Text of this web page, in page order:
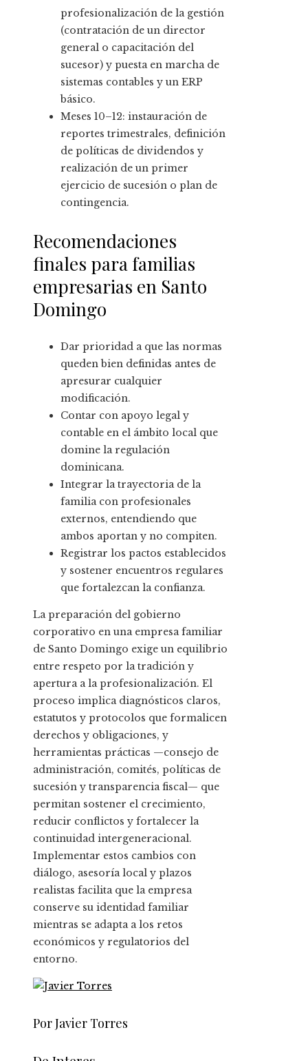
profesionalización de la gestión
(contratación de un director
general o capacitación del
sucesor) y puesta en marcha de
sistemas contables y un ERP
básico.
Meses 10–12: instauración de
reportes trimestrales, definición
de políticas de dividendos y
realización de un primer
ejercicio de sucesión o plan de
contingencia.
Recomendaciones
finales para familias
empresarias en Santo
Domingo
Dar prioridad a que las normas
queden bien definidas antes de
apresurar cualquier
modificación.
Contar con apoyo legal y
contable en el ámbito local que
domine la regulación
dominicana.
Integrar la trayectoria de la
familia con profesionales
externos, entendiendo que
ambos aportan y no compiten.
Registrar los pactos establecidos
y sostener encuentros regulares
que fortalezcan la confianza.
La preparación del gobierno
corporativo en una empresa familiar
de Santo Domingo exige un equilibrio
entre respeto por la tradición y
apertura a la profesionalización. El
proceso implica diagnósticos claros,
estatutos y protocolos que formalicen
derechos y obligaciones, y
herramientas prácticas —consejo de
administración, comités, políticas de
sucesión y transparencia fiscal— que
permitan sostener el crecimiento,
reducir conflictos y fortalecer la
continuidad intergeneracional.
Implementar estos cambios con
diálogo, asesoría local y plazos
realistas facilita que la empresa
conserve su identidad familiar
mientras se adapta a los retos
económicos y regulatorios del
entorno.
Por Javier Torres